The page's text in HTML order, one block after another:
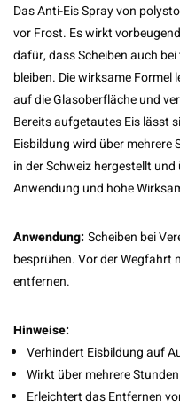
Das Anti-Eis Spray von
vor Frost. Es wirkt
dafür, dass Scheiben auch
bleiben. Die wirksame
auf die Glasoberfläche und
Bereits aufgetautes Eis lässt
Eisbildung wird über mehrere
in der Schweiz hergestellt
Anwendung und hohe
Anwendung:Scheiben bei
besprühen. Vor der Wegfahrt
entfernen.
Hinweise:
Verhindert Eisbildung auf
Wirkt über mehrere
Erleichtert das Entfernen